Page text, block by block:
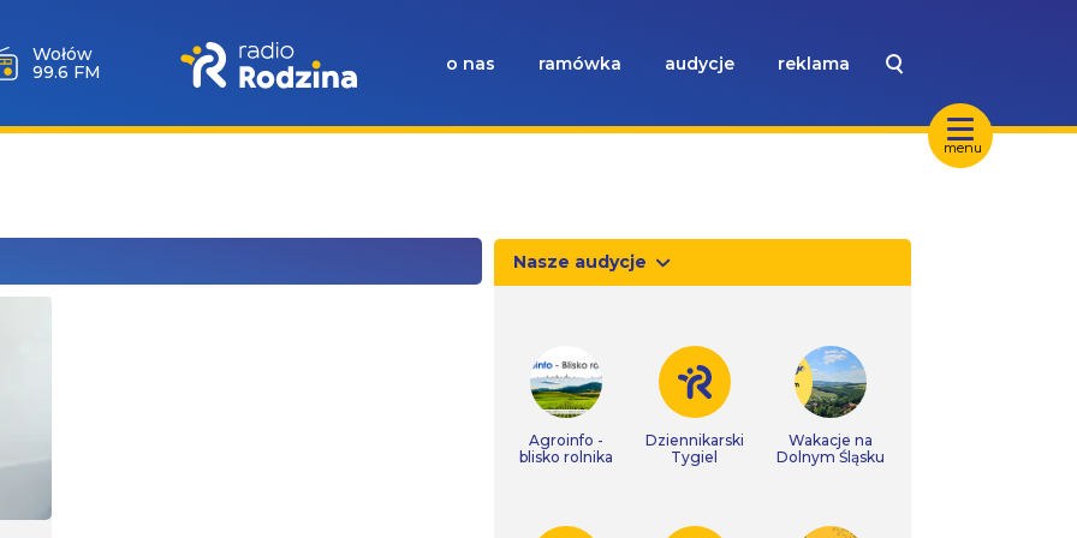
menu
Wołów
99.6 FM
o nas ramówka audycje reklama
Nasze audycje
Agroinfo -
blisko rolnika
Dziennikarski
Tygiel
Wakacje na
Dolnym Śląsku